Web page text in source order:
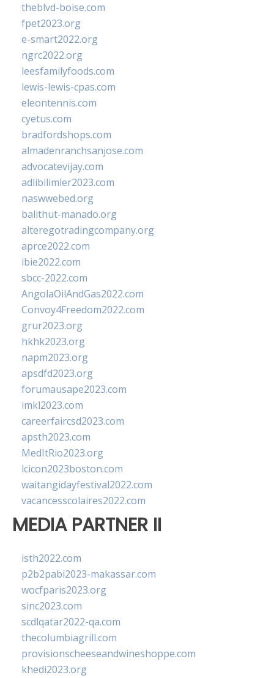
theblvd-boise.com
fpet2023.org
e-smart2022.org
ngrc2022.org
leesfamilyfoods.com
lewis-lewis-cpas.com
eleontennis.com
cyetus.com
bradfordshops.com
almadenranchsanjose.com
advocatevijay.com
adlibilimler2023.com
naswwebed.org
balithut-manado.org
alteregotradingcompany.org
aprce2022.com
ibie2022.com
sbcc-2022.com
AngolaOilAndGas2022.com
Convoy4Freedom2022.com
grur2023.org
hkhk2023.org
napm2023.org
apsdfd2023.org
forumausape2023.com
imkl2023.com
careerfaircsd2023.com
apsth2023.com
MedItRio2023.org
lcicon2023boston.com
waitangidayfestival2022.com
vacancesscolaires2022.com
MEDIA PARTNER II
isth2022.com
p2b2pabi2023-makassar.com
wocfparis2023.org
sinc2023.com
scdlqatar2022-qa.com
thecolumbiagrill.com
provisionscheeseandwineshoppe.com
khedi2023.org